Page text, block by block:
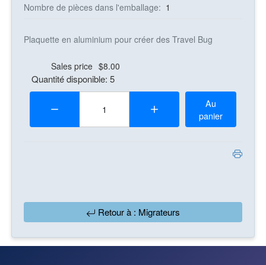
Nombre de pièces dans l'emballage: 1
Plaquette en aluminium pour créer des Travel Bug
Sales price $8.00
Quantité disponible: 5
Quantité:
Au
panier
Retour à : Migrateurs